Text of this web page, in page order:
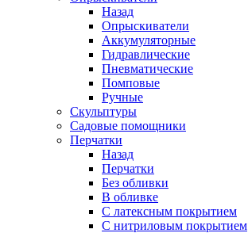
Назад
Опрыскиватели
Аккумуляторные
Гидравлические
Пневматические
Помповые
Ручные
Скульптуры
Садовые помощники
Перчатки
Назад
Перчатки
Без обливки
В обливке
С латексным покрытием
С нитриловым покрытием